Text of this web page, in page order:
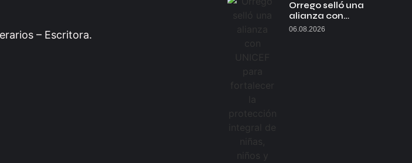
– Escritora.
Orrego selló una
alianza con…
06.08.2026